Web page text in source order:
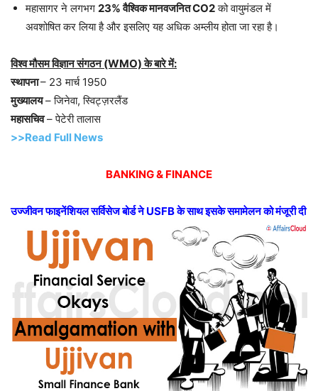
महासागर ने लगभग 23% वैश्विक मानवजनित CO2को वायुमंडल में
अवशोषित कर लिया है और इसलिए यह अधिक अम्लीय होता जा रहा है।
विश्व मौसम विज्ञान संगठन (WMO) के बारे में:
स्थापना– 23 मार्च 1950
मुख्यालय– जिनेवा, स्विट्ज़रलैंड
महासचिव– पेटेरी तालास
>>Read Full News
BANKING & FINANCE
उज्जीवन फाइनेंशियल सर्विसेज बोर्ड ने USFB के साथ इसके समामेलन को मंजूरी दी